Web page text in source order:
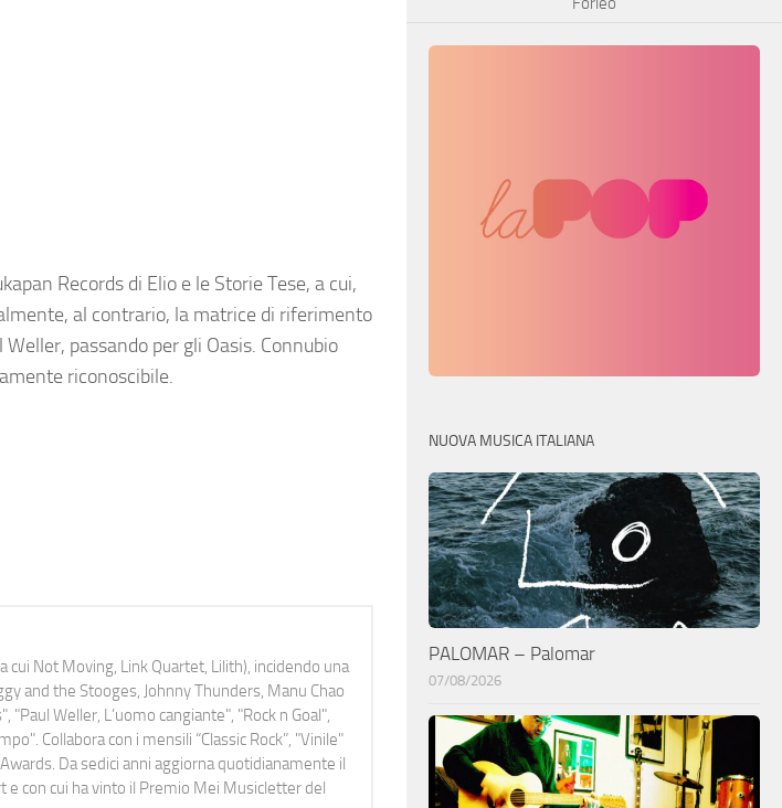
Records di Elio e le Storie Tese, a cui,
al contrario, la matrice di riferimento
passando per gli Oasis. Connubio
riconoscibile.
Not Moving, Link Quartet, Lilith), incidendo una
and the Stooges, Johnny Thunders, Manu Chao
Weller, L’uomo cangiante", "Rock n Goal",
Collabora con i mensili “Classic Rock”, "Vinile"
Da sedici anni aggiorna quotidianamente il
con cui ha vinto il Premio Mei Musicletter del
NUOVA MUSICA ITALIANA
PALOMAR – Palomar
07/08/2026